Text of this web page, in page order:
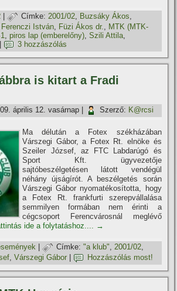
| Címke: 2001/02, Buzsáky Ákos,
Ferenczi István, Füzi Ákos dr., MTK (MTK-
,piros lap (emberelőny),Szili Attila,
3 hozzászólás
is kitart a Fradi
április 12. vasárnap Szerző: K@rcsi
Ma délután a Fotex székházában
Várszegi Gábor, a Fotex Rt. elnöke és
Szeiler József, az FTC Labdarúgó és
Sport Kft. ügyvezetője
sajtóbeszélgetésen látott vendégül
néhány újságí­rót. A beszélgetés során
Várszegi Gábor nyomatékosí­totta, hogy
a Fotex Rt. frankfurti szerepvállalása
semmilyen formában nem érinti a
cégcsoport Ferencvárosnál meglévő
ide a folytatáshoz.... →
| Címke: "a klub",2001/02,
,Várszegi Gábor Hozzászólás most!